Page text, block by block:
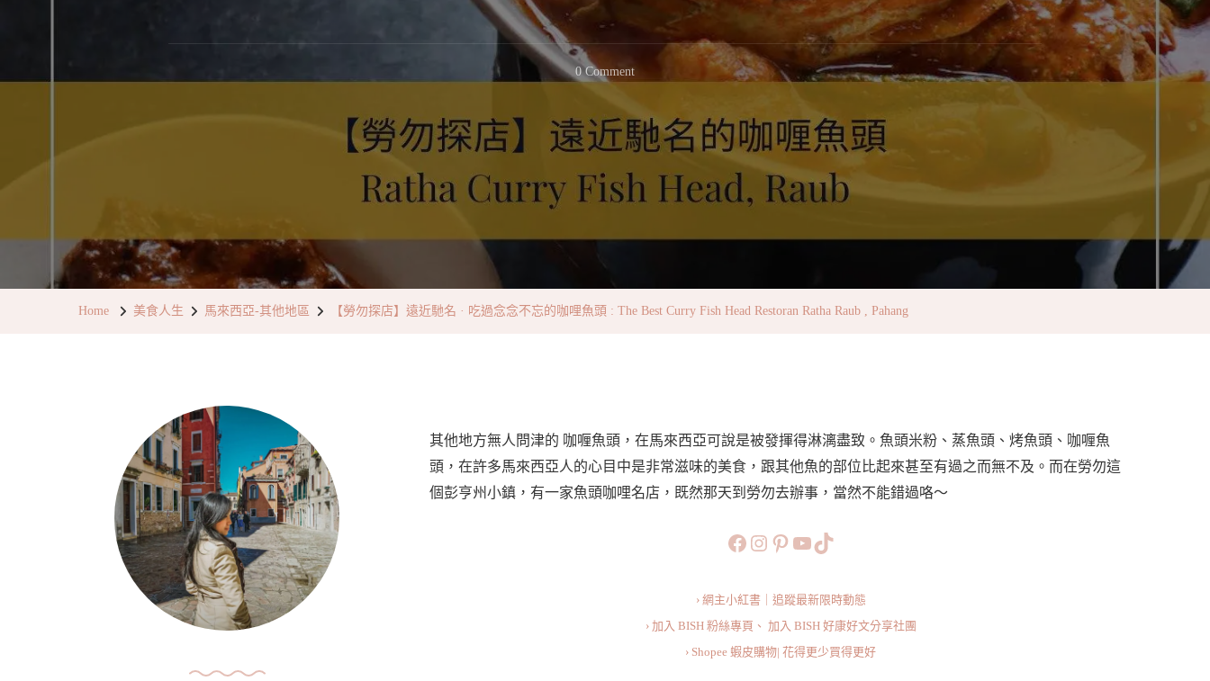
0 CommentOn
勿
探
店】
遠
·
不
忘
的
Home 美食人生 馬來西亞-其他地區 【勞勿探店】遠近馳名 · 吃過念念不忘的咖哩魚頭 : The Best Curry Fish Head Restoran Ratha Raub , Pahang
其他地方無人問津的 咖喱魚頭，在馬來西亞可說是被發揮得淋漓盡致。魚頭米粉、蒸魚頭、烤魚頭、咖喱魚
頭，在許多馬來西亞人的心目中是非常滋味的美食，跟其他魚的部位比起來甚至有過之而無不及。而在勞勿這
個彭亨州小鎮，有一家魚頭咖哩名店，既然那天到勞勿去辦事，當然不能錯過咯～
https://www.facebook.com/bishdream
https://www.instagram.com/bishdream/
https://www.pinterest.com/BISHDREAM/
旅行美食小短片TikTok
› 網主小紅書｜追蹤最新限時動態
› 加入 BISH 粉絲專頁、 加入 BISH 好康好文分享社團
› Shopee 蝦皮購物| 花得更少買得更好